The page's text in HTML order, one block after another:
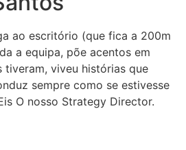
ao escritório (que fica a 200m
a equipa, põe acentos em
tiveram, viveu histórias que
sempre como se estivesse
O nosso Strategy Director.